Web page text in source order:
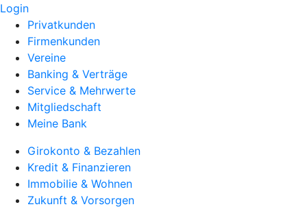
Login
Privatkunden
Firmenkunden
Vereine
Banking & Verträge
Service & Mehrwerte
Mitgliedschaft
Meine Bank
Girokonto & Bezahlen
Kredit & Finanzieren
Immobilie & Wohnen
Zukunft & Vorsorgen